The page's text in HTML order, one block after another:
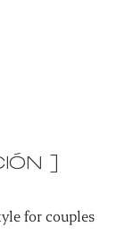
]
for couples